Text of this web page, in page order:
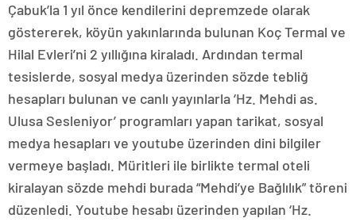
Çabuk’la 1 yıl önce kendilerini depremzede olarak
göstererek, köyün yakınlarında bulunan Koç Termal ve
Hilal Evleri’ni 2 yıllığına kiraladı. Ardından termal
tesislerde, sosyal medya üzerinden sözde tebliğ
hesapları bulunan ve canlı yayınlarla ‘Hz. Mehdi as.
Ulusa Sesleniyor’ programları yapan tarikat, sosyal
medya hesapları ve youtube üzerinden dini bilgiler
vermeye başladı. Müritleri ile birlikte termal oteli
kiralayan sözde mehdi burada “Mehdi’ye Bağlılık” töreni
düzenledi. Youtube hesabı üzerinden yapılan ‘Hz.